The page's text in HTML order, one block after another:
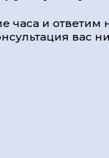
часа и ответим
вас